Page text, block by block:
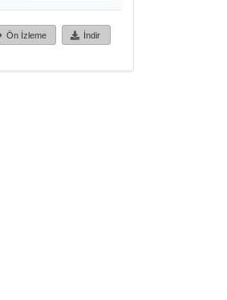
Ön İzleme İndir